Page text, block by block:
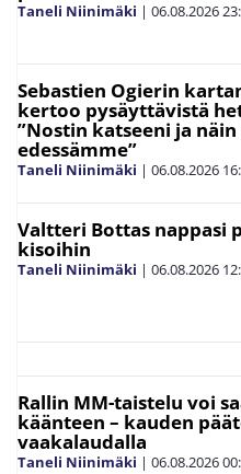
Taneli Niinimäki | 06.08.2026
Sebastien Ogierin
kertoo pysäyttävistä
”Nostin katseeni ja
edessämme”
Taneli Niinimäki | 06.08.2026
Valtteri Bottas nappasi
kisoihin
Taneli Niinimäki | 06.08.2026
Rallin MM-taistelu voi
käänteen – kauden
vaakalaudalla
Taneli Niinimäki | 06.08.2026